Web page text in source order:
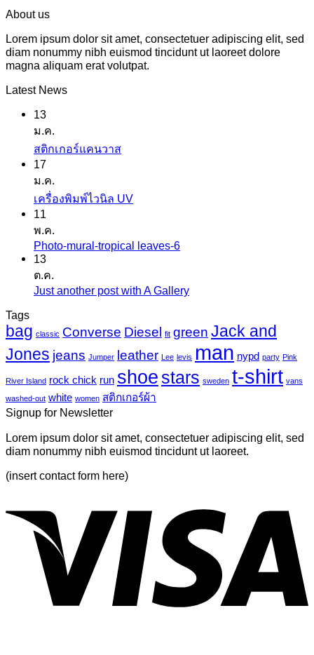
About us
Lorem ipsum dolor sit amet, consectetuer adipiscing elit, sed
diam nonummy nibh euismod tincidunt ut laoreet dolore
magna aliquam erat volutpat.
Latest News
13
ม.ค.
สติกเกอร์แคนวาสไม่มี
บน
นวาส
17
ม.ค.
เครื่องพิมพ์ไวนิล UVไม่มี
บน
ไว
11
พ.ค.
Photo-mural-tropical leaves-6ไม่มี
mural-
tropical
leaves-
13
ต.ค.
Just another post with A Galleryไม่มี
เห็น
บน
Just
another
post
Tags
bag classic Converse Diesel fit green Jack and
Jones jeans Jumper leather Lee levis man nypd party Pink
River Island rock chick run shoe stars sweden t-shirt vans
washed-out white women สติกเกอร์ผ้า
Signup for Newsletter
Lorem ipsum dolor sit amet, consectetuer adipiscing elit, sed
diam nonummy nibh euismod tincidunt ut laoreet.
(insert contact form here)